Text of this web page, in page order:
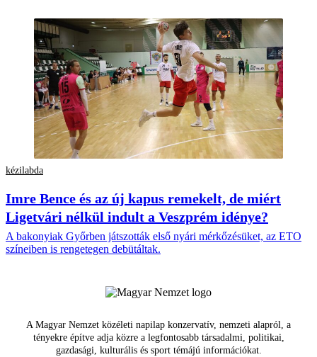
kézilabda
Imre Bence és az új kapus remekelt, de miért
Ligetvári nélkül indult a Veszprém idénye?
A bakonyiak Győrben játszották első nyári mérkőzésüket, az ETO
színeiben is rengetegen debütáltak.
A Magyar Nemzet közéleti napilap konzervatív, nemzeti alapról, a
tényekre építve adja közre a legfontosabb társadalmi, politikai,
gazdasági, kulturális és sport témájú információkat.